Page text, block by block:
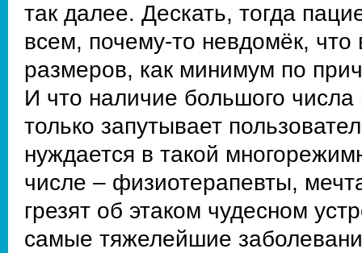
так далее. Дескать, тогда
всем, почему-то невдомёк,
размеров, как минимум по
И что наличие большого
только запутывает
нуждается в такой
числе – физиотерапевты,
грезят об этаком чудесном
самые тяжелейшие